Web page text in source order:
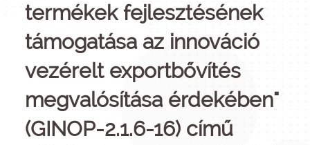
termékek fejlesztésének
támogatása az innováció
vezérelt exportbővítés
megvalósítása érdekében"
(GINOP-2.1.6-16) című